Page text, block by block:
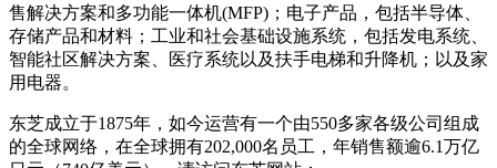
售解决方案和多功能一体机(MFP)；电子产品，包括半导体、
存储产品和材料；工业和社会基础设施系统，包括发电系统、
智能社区解决方案、医疗系统以及扶手电梯和升降机；以及家
用电器。
东芝成立于1875年，如今运营有一个由550多家各级公司组成
的全球网络，在全球拥有202,000名员工，年销售额逾6.1万亿